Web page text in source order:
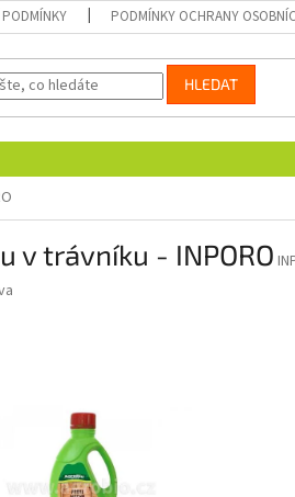
PODMÍNKY OCHRANY
HLEDAT
v trávníku - INPORO